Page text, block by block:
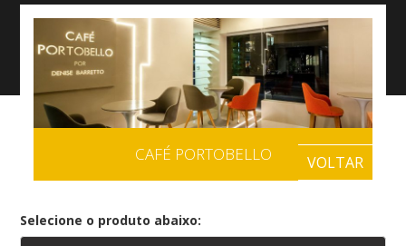
CAFÉ PORTOBELLO VOLTAR
Selecione o produto abaixo: